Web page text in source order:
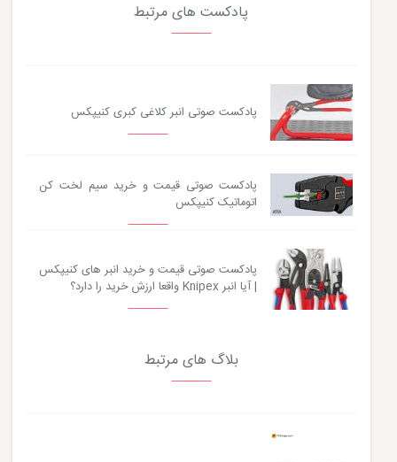
پادکست های مرتبط
پادکست صوتی انبر کلاغی کبری کنیپکس
پادکست صوتی قیمت و خرید سیم لخت کن
اتوماتیک کنیپکس
پادکست صوتی قیمت و خرید انبر های کنیپکس
| آیا انبر Knipex واقعا ارزش خرید را دارد؟
بلاگ های مرتبط